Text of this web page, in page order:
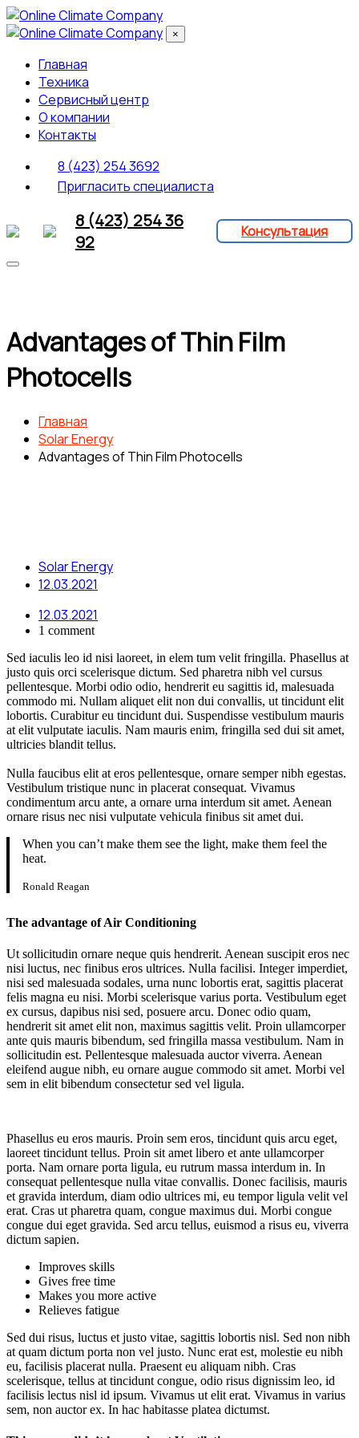
×
Главная
Техника
Сервисный центр
О компании
Контакты
8 (423) 254 3692
Пригласить специалиста
8 (423) 254 36
92
Консультация
Advantages of Thin Film
Photocells
Главная
Solar Energy
Advantages of Thin Film Photocells
Solar Energy
12.03.2021
12.03.2021
1 comment
Sed iaculis leo id nisi laoreet, in elem tum velit fringilla. Phasellus at
justo quis orci scelerisque dictum. Sed pharetra nibh vel cursus
pellentesque. Morbi odio odio, hendrerit eu sagittis id, malesuada
commodo mi. Nullam aliquet elit non dui convallis, ut tincidunt elit
lobortis. Curabitur eu tincidunt dui. Suspendisse vestibulum mauris
at elit vulputate iaculis. Nam mauris enim, fringilla sed dui sit amet,
ultricies blandit tellus.
Nulla faucibus elit at eros pellentesque, ornare semper nibh egestas.
Vestibulum tristique nunc in placerat consequat. Vivamus
condimentum arcu ante, a ornare urna interdum sit amet. Aenean
ornare risus nec nisi vulputate vehicula finibus sit amet dui.
When you can’t make them see the light, make them feel the
heat.
Ronald Reagan
The advantage of Air Conditioning
Ut sollicitudin ornare neque quis hendrerit. Aenean suscipit eros nec
nisi luctus, nec finibus eros ultrices. Nulla facilisi. Integer imperdiet,
nisi sed malesuada sodales, urna nunc lobortis erat, sagittis placerat
felis magna eu nisi. Morbi scelerisque varius porta. Vestibulum eget
ex cursus, dapibus nisi sed, posuere arcu. Donec odio quam,
hendrerit sit amet elit non, maximus sagittis velit. Proin ullamcorper
ante quis mauris bibendum, sed fringilla massa vestibulum. Nam in
sollicitudin est. Pellentesque malesuada auctor viverra. Aenean
eleifend augue nibh, eu ornare augue commodo sit amet. Morbi vel
sem in elit bibendum consectetur sed vel ligula.
Phasellus eu eros mauris. Proin sem eros, tincidunt quis arcu eget,
laoreet tincidunt tellus. Proin sit amet libero et ante ullamcorper
porta. Nam ornare porta ligula, eu rutrum massa interdum in. In
consequat pellentesque nulla vitae convallis. Donec facilisis, mauris
et gravida interdum, diam odio ultrices mi, eu tempor ligula velit vel
erat. Cras ut pharetra quam, congue maximus dui. Morbi congue
congue dui eget gravida. Sed arcu tellus, euismod a risus eu, viverra
dictum sapien.
Improves skills
Gives free time
Makes you more active
Relieves fatigue
Sed dui risus, luctus et justo vitae, sagittis lobortis nisl. Sed non nibh
at quam dictum porta non vel justo. Nunc erat est, molestie eu nibh
eu, facilisis placerat nulla. Praesent eu aliquam nibh. Cras
scelerisque, tellus at tincidunt congue, odio risus dignissim leo, id
facilisis lectus nisl id ipsum. Vivamus ut elit erat. Vivamus in varius
sem, non auctor ex. In hac habitasse platea dictumst.